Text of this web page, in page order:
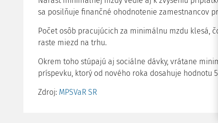
sa posilňuje finančné ohodnotenie zamestnancov
Počet osôb pracujúcich za minimálnu mzdu klesá,
raste miezd na trhu.
Okrem toho stúpajú aj sociálne dávky, vrátane
príspevku, ktorý od nového roka dosahuje hodnotu
Zdroj: MPSVaR SR